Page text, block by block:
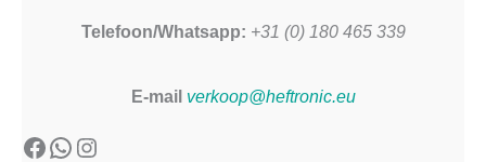
Telefoon/Whatsapp: +31 (0) 180 465 339
E-mail verkoop@heftronic.eu
Facebook
WhatsApp
Instagram